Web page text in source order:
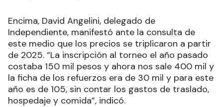
Encima, David Angelini, delegado de
Independiente, manifestó ante la consulta de
este medio que los precios se triplicaron a partir
de 2025. “La inscripción al torneo el año pasado
costaba 150 mil pesos y ahora nos sale 400 mil y
la ficha de los refuerzos era de 30 mil y para este
año es de 105, sin contar los gastos de traslado,
hospedaje y comida”, indicó.